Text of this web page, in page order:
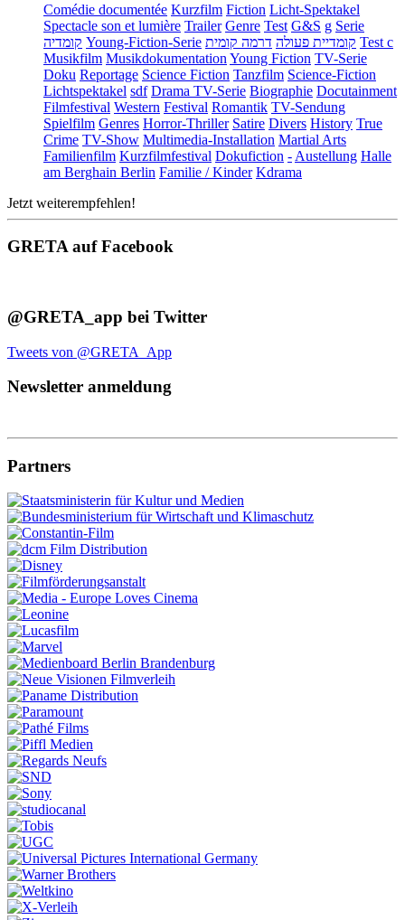
Comédie documentée Kurzfilm Fiction Licht-Spektakel
Spectacle son et lumière Trailer Genre Test G&S g Serie
קומדיה Young-Fiction-Serie קומדיית פעולה דרמה קומית
Test c
Musikfilm Musikdokumentation Young Fiction TV-Serie
Doku Reportage Science Fiction Tanzfilm Science-Fiction
Lichtspektakel sdf Drama TV-Serie Biographie Docutainment
Filmfestival Western Festival Romantik TV-Sendung
Spielfilm Genres Horror-Thriller Satire Divers History True
Crime TV-Show Multimedia-Installation Martial Arts
Familienfilm Kurzfilmfestival Dokufiction - Austellung Halle
am Berghain Berlin Familie / Kinder Kdrama
Jetzt weiterempfehlen!
GRETA auf Facebook
@GRETA_app bei Twitter
Tweets von @GRETA_App
Newsletter anmeldung
Partners